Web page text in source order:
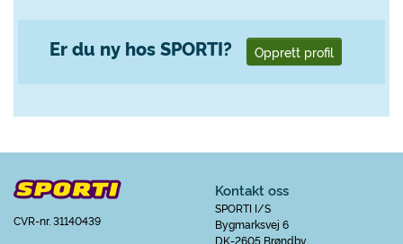
Er du ny hos SPORTI? Opprett profil
CVR-nr. 31140439
Kontakt oss
SPORTI I/S
Bygmarksvej 6
DK-2605 Brøndby